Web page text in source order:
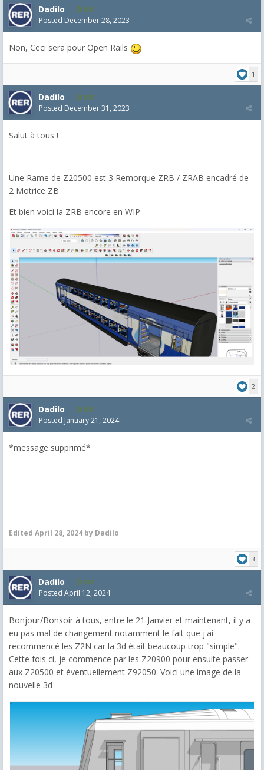
Dadilo 101
Posted December 28, 2023
Non, Ceci sera pour Open Rails
1
Dadilo 101
Posted December 31, 2023
Salut à tous !
Une Rame de Z20500 est 3 Remorque ZRB / ZRAB encadré de
2 Motrice ZB
Et bien voici la ZRB encore en WIP
2
Dadilo 101
Posted January 21, 2024
*message supprimé*
Edited April 28, 2024 by Dadilo
3
Dadilo 101
Posted April 12, 2024
Bonjour/Bonsoir à tous, entre le 21 Janvier et maintenant, il y a
eu pas mal de changement notamment le fait que j'ai
recommencé les Z2N car la 3d était beaucoup trop "simple".
Cette fois ci, je commence par les Z20900 pour ensuite passer
aux Z20500 et éventuellement Z92050. Voici une image de la
nouvelle 3d